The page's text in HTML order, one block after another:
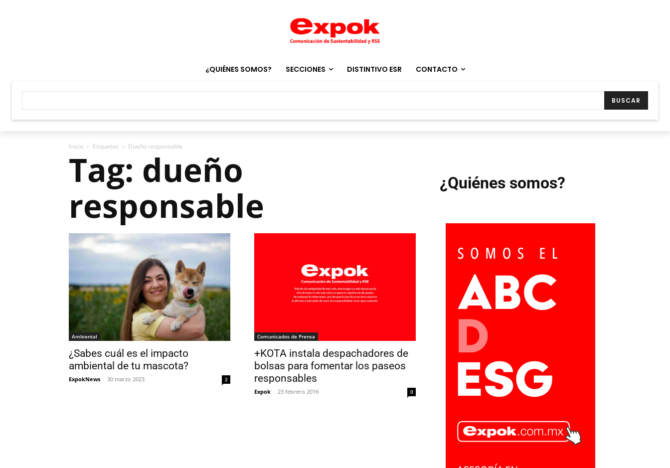
¿QUIÉNES SOMOS? SECCIONES DISTINTIVO ESR CONTACTO
BUSCAR
Inicio Etiquetas Dueño responsable
Tag: dueño
responsable
Ambiental
¿Sabes cuál es el impacto
ambiental de tu mascota?
ExpokNews - 30 marzo 2023 2
Comunicados de Prensa
+KOTA instala despachadores de
bolsas para fomentar los paseos
responsables
Expok - 23 febrero 2016 0
¿Quiénes somos?